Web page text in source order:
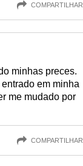
COMPARTILHAR
minhas preces.
em minha
me mudado por
COMPARTILHAR